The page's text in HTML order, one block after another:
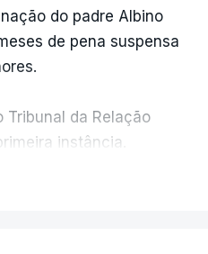
do padre Albino
de pena suspensa
Tribunal da Relação
instância.